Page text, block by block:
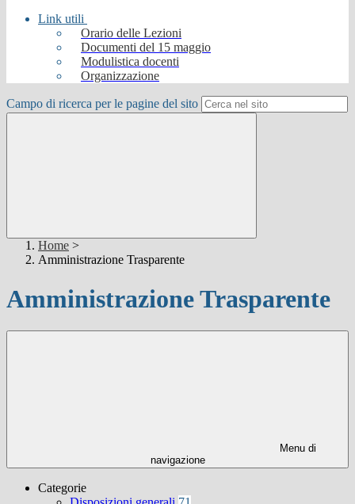
Link utili
Orario delle Lezioni
Documenti del 15 maggio
Modulistica docenti
Organizzazione
Campo di ricerca per le pagine del sito
Home >
Amministrazione Trasparente
Amministrazione Trasparente
Menu di
navigazione
Categorie